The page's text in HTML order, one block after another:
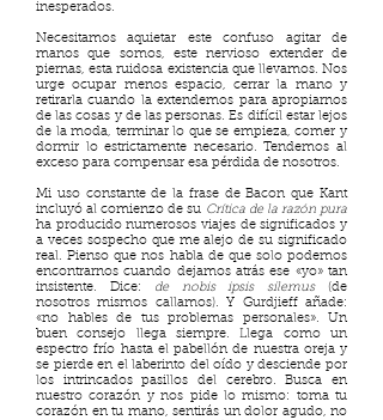
inesperados.
Necesitamos aquietar este confuso agitar de
manos que somos, este nervioso extender de
piernas, esta ruidosa existencia que llevamos. Nos
urge ocupar menos espacio, cerrar la mano y
retirarla cuando la extendemos para apropiarnos
de las cosas y de las personas. Es difícil estar lejos
de la moda, terminar lo que se empieza, comer y
dormir lo estrictamente necesario. Tendemos al
exceso para compensar esa pérdida de nosotros.
Mi uso constante de la frase de Bacon que Kant
incluyó al comienzo de su Crítica de la razón pura
ha producido numerosos viajes de significados y
a veces sospecho que me alejo de su significado
real. Pienso que nos habla de que solo podemos
encontrarnos cuando dejamos atrás ese «yo» tan
insistente. Dice:
de nobis ipsis silemus(de
nosotros mismos callamos). Y Gurdjieff añade:
«no hables de tus problemas personales». Un
buen consejo llega siempre. Llega como un
espectro frío hasta el pabellón de nuestra oreja y
se pierde en el laberinto del oído y desciende por
los intrincados pasillos del cerebro. Busca en
nuestro corazón y nos pide lo mismo: toma tu
corazón en tu mano, sentirás un dolor agudo, no